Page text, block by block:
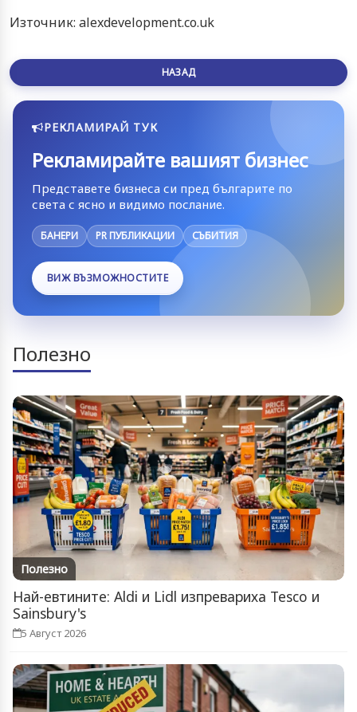
Източник: alexdevelopment.co.uk
НАЗАД
РЕКЛАМИРАЙ ТУК
Рекламирайте вашият бизнес
Представете бизнеса си пред българите по
света с ясно и видимо послание.
БАНЕРИ PR ПУБЛИКАЦИИ СЪБИТИЯ
ВИЖ ВЪЗМОЖНОСТИТЕ
Полезно
Полезно
Най-евтините: Aldi и Lidl изпревариха Tesco и
Sainsbury's
5 Август 2026